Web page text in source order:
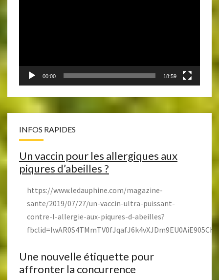
00:00 18:59
INFOS RAPIDES
Un vaccin pour les allergiques aux
piqures d’abeilles ?
https://www.ledauphine.com/magazine-
sante/2019/07/27/un-vaccin-ultra-puissant-
contre-l-allergie-aux-piqures-d-abeilles?
Une nouvelle étiquette pour
affronter la concurrence